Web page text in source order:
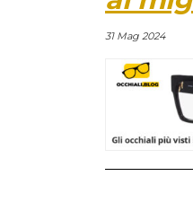
31 Mag 2024